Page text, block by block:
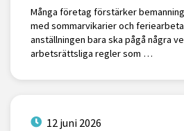
Många företag förstärker
med sommarvikarier och
anställningen bara ska pågå några
arbetsrättsliga regler som …
12 juni 2026